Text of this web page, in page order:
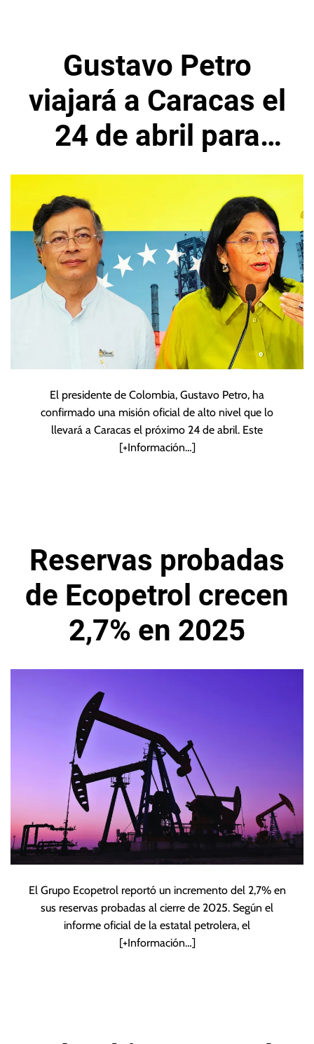
Gustavo Petro
viajará a Caracas el
24 de abril para
reunirse con Delcy
El presidente de Colombia, Gustavo Petro, ha
confirmado una misión oficial de alto nivel que lo
llevará a Caracas el próximo 24 de abril. Este
[+Información…]
Reservas probadas
de Ecopetrol crecen
2,7% en 2025
El Grupo Ecopetrol reportó un incremento del 2,7% en
sus reservas probadas al cierre de 2025. Según el
informe oficial de la estatal petrolera, el
[+Información…]